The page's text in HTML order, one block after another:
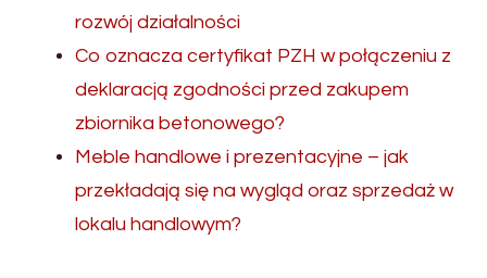
rozwój działalności
Co oznacza certyfikat PZH w połączeniu z
deklaracją zgodności przed zakupem
zbiornika betonowego?
Meble handlowe i prezentacyjne – jak
przekładają się na wygląd oraz sprzedaż w
lokalu handlowym?